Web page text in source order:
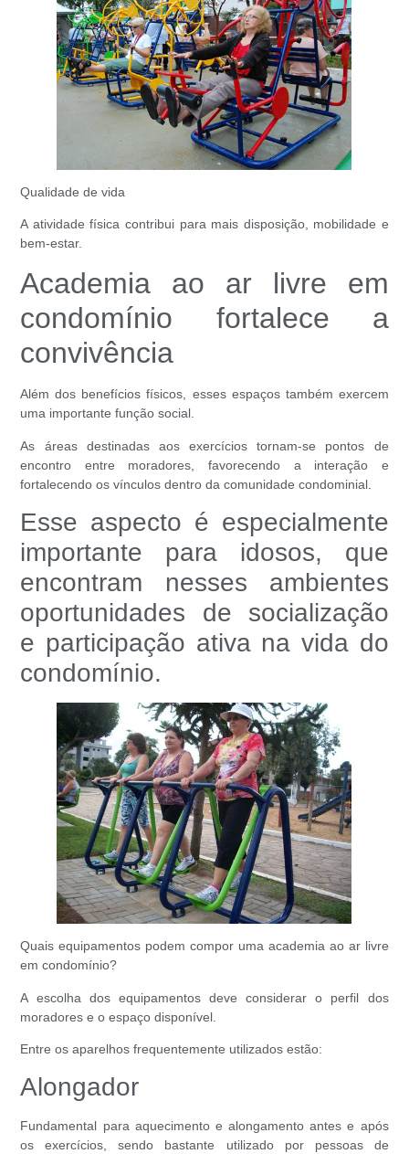
Qualidade de vida
A atividade física contribui para mais disposição, mobilidade e
bem-estar.
Academia ao ar livre em
condomínio fortalece a
convivência
Além dos benefícios físicos, esses espaços também exercem
uma importante função social.
As áreas destinadas aos exercícios tornam-se pontos de
encontro entre moradores, favorecendo a interação e
fortalecendo os vínculos dentro da comunidade condominial.
Esse aspecto é especialmente
importante para idosos, que
encontram nesses ambientes
oportunidades de socialização
e participação ativa na vida do
condomínio.
Quais equipamentos podem compor uma academia ao ar livre
em condomínio?
A escolha dos equipamentos deve considerar o perfil dos
moradores e o espaço disponível.
Entre os aparelhos frequentemente utilizados estão:
Alongador
Fundamental para aquecimento e alongamento antes e após
os exercícios, sendo bastante utilizado por pessoas de